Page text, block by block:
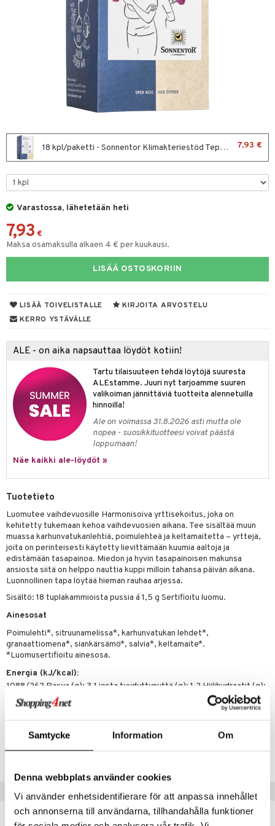
Samtycke Information Om
Denna webbplats använder cookies
Vi använder enhetsidentifierare för att anpassa innehållet
och annonserna till användarna, tillhandahålla funktioner
18 kpl/paketti - Sonnentor Klimakteriestöd Tepåsar 7,93 €
Varastossa, lähetetään heti
7,93 €
Maksa osamaksulla alkaen 4 € per kuukausi.
LISÄÄ OSTOSKORIIN
LISÄÄ TOIVELISTALLE
KIRJOITA ARVOSTELU
KERRO YSTÄVÄLLE
ALE - on aika napsauttaa löydöt kotiin!
Tartu tilaisuuteen tehdä löytöjä suuresta
ALEstamme. Juuri nyt tarjoamme suuren
valikoiman jännittäviä tuotteita alennetuilla
hinnoilla!
Ale on voimassa 31.8.2026 asti mutta ole
nopea - suosikkituotteesi voivat päästä
loppumaan!
Näe kaikki ale-löydöt »
Tuotetieto
Luomutee vaihdevuosille Harmonisoiva yrttisekoitus, joka on
kehitetty tukemaan kehoa vaihdevuosien aikana. Tee sisältää muun
muassa karhunvatukanlehtiä, poimulehteä ja keltamaitetta – yrttejä,
joita on perinteisesti käytetty lievittämään kuumia aaltoja ja
edistämään tasapainoa. Miedon ja hyvin tasapainoisen makunsa
ansiosta siitä on helppo nauttia kuppi milloin tahansa päivän aikana.
Luonnollinen tapa löytää hieman rauhaa arjessa.
Sisältö: 18 tuplakammioista pussia á 1,5 g Sertifioitu luomu.
Ainesosat
Poimulehti*, sitruunamelissa*, karhunvatukan lehdet*,
granaattiomena*, siankärsämö*, salvia*, keltamaite*.
*Luomusertifioitu ainesosa.
Energia (kJ/kcal):
1088/262 Rasva (g): 3,1 josta tyydyttynyttä (g): 1,2 Hiilihydraatit (g):
23,2 josta sokeria (g): 5,1 Proteiini (g): 12,7 Kuitu (g): 46,1 Suola (g):
0,04
Tuotenumero
HSCMP-UC-18
Suositut tuotteet
& kynnet
tuotteet
hoito
jalat
hoito
hoito
tarvikkeet
hoito
öljyt
suihku & saippuat
kuorinta
& imetys
& PMS
lihakset
käytettävät
intoleranssi
rasvahapot
vahvistavat
säätelevät
helpottava
nenä & kurkku
K
energiaa
& vastauksia